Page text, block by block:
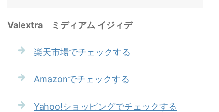
Valextra ミディアム イジィデ
楽天市場でチェックする
Amazonでチェックする
Yahoo!ショッピングでチェックする